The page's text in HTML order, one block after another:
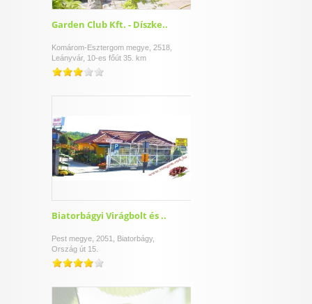
Garden Club Kft. - Díszke..
Komárom-Esztergom megye, 2518,
Leányvár, 10-es főút 35. km
Biatorbágyi Virágbolt és ..
Pest megye, 2051, Biatorbágy,
Ország út 15.